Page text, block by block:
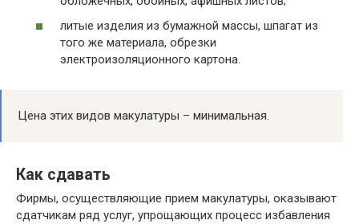
литые изделия из бумажной массы, шпагат из
того же материала, обрезки
электроизоляционного картона.
Цена этих видов макулатуры – минимальная.
Как сдавать
Фирмы, осуществляющие прием макулатуры, оказывают
сдатчикам ряд услуг, упрощающих процесс избавления